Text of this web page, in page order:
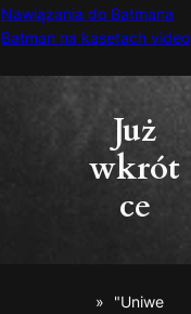
Nawiązania do Batmana
Batman na kasetach video
Już
wkrót
ce
"Uniwe